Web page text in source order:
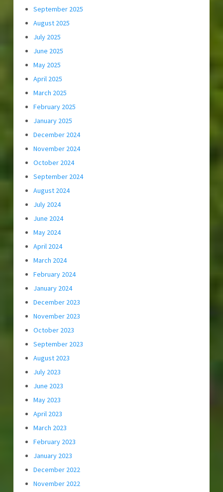
September 2025
August 2025
July 2025
June 2025
May 2025
April 2025
March 2025
February 2025
January 2025
December 2024
November 2024
October 2024
September 2024
August 2024
July 2024
June 2024
May 2024
April 2024
March 2024
February 2024
January 2024
December 2023
November 2023
October 2023
September 2023
August 2023
July 2023
June 2023
May 2023
April 2023
March 2023
February 2023
January 2023
December 2022
November 2022